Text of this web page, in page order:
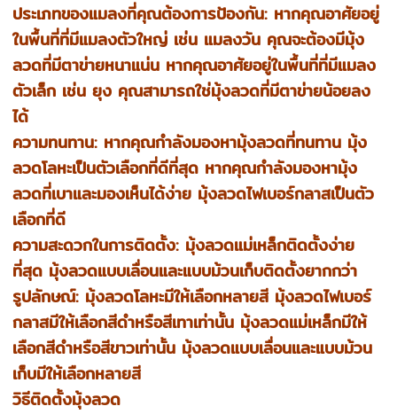
ประเภทของแมลงที่คุณต้องการป้องกัน: หากคุณอาศัยอยู่
ในพื้นที่ที่มีแมลงตัวใหญ่ เช่น แมลงวัน คุณจะต้องมีมุ้ง
ลวดที่มีตาข่ายหนาแน่น หากคุณอาศัยอยู่ในพื้นที่ที่มีแมลง
ตัวเล็ก เช่น ยุง คุณสามารถใช่มุ้งลวดที่มีตาข่ายน้อยลง
ได้
ความทนทาน: หากคุณกำลังมองหามุ้งลวดที่ทนทาน มุ้ง
ลวดโลหะเป็นตัวเลือกที่ดีที่สุด หากคุณกำลังมองหามุ้ง
ลวดที่เบาและมองเห็นได้ง่าย มุ้งลวดไฟเบอร์กลาสเป็นตัว
เลือกที่ดี
ความสะดวกในการติดตั้ง: มุ้งลวดแม่เหล็กติดตั้งง่าย
ที่สุด มุ้งลวดแบบเลื่อนและแบบม้วนเก็บติดตั้งยากกว่า
รูปลักษณ์: มุ้งลวดโลหะมีให้เลือกหลายสี มุ้งลวดไฟเบอร์
กลาสมีให้เลือกสีดำหรือสีเทาเท่านั้น มุ้งลวดแม่เหล็กมีให้
เลือกสีดำหรือสีขาวเท่านั้น มุ้งลวดแบบเลื่อนและแบบม้วน
เก็บมีให้เลือกหลายสี
วิธีติดตั้งมุ้งลวด